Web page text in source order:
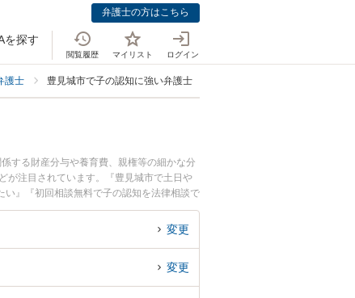
弁護士の方はこちら
を探す
閲覧履歴 マイリスト ログイン
護士 豊見城市で子の認知に強い弁護士
する財産分与や養育費、親権等の細かな分
が注目されています。『豊見城市で土日や
』『初回相談無料で子の認知を法律相談で
変更
変更